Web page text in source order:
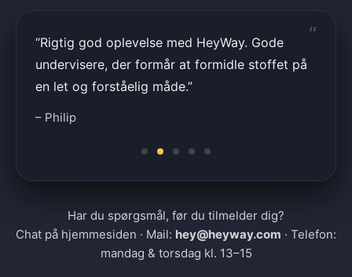
“
“Rigtig god oplevelse med HeyWay. Gode
undervisere, der formår at formidle stoffet på
en let og forståelig måde.”
– Philip
Har du spørgsmål, før du tilmelder dig?
Chat på hjemmesiden · Mail: hey@heyway.com · Telefon:
mandag & torsdag kl. 13–15